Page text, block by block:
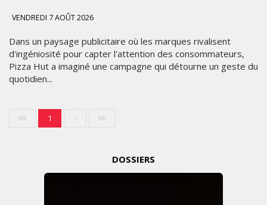
VENDREDI 7 AOÛT 2026
Dans un paysage publicitaire où les marques rivalisent
d'ingéniosité pour capter l'attention des consommateurs,
Pizza Hut a imaginé une campagne qui détourne un geste du
quotidien...
1
DOSSIERS